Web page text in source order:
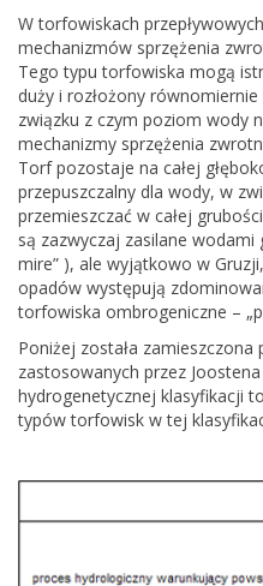
W torfowiskach
mechanizmów sprzężenia
Tego typu torfowiska mogą
duży i rozłożony
związku z czym poziom wody
mechanizmy sprzężenia
Torf pozostaje na całej
przepuszczalny dla wody, w
przemieszczać w całej
są zazwyczaj zasilane
mire” ), ale wyjątkowo w
opadów występują
torfowiska ombrogeniczne –
Poniżej została zamieszczona
zastosowanych przez
hydrogenetycznej klasyfikacji
typów torfowisk w tej